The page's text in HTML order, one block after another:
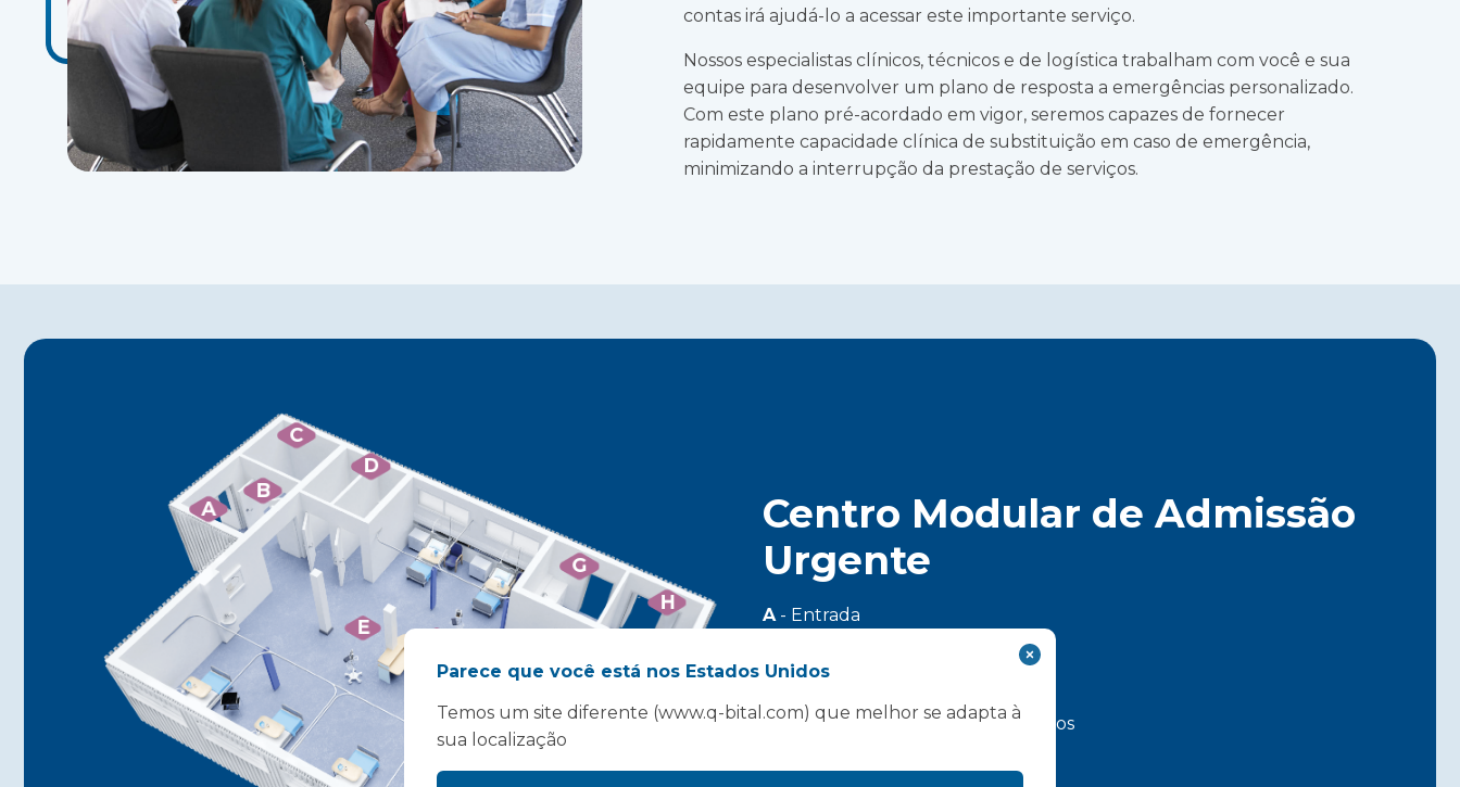
contas irá ajudá-lo a acessar este importante serviço.
Nossos especialistas clínicos, técnicos e de logística trabalham com você e sua
equipe para desenvolver um plano de resposta a emergências personalizado.
Com este plano pré-acordado em vigor, seremos capazes de fornecer
rapidamente capacidade clínica de substituição em caso de emergência,
minimizando a interrupção da prestação de serviços.
A
B
C
D
E
G
H
Centro Modular de Admissão
Urgente
A - Entrada
C- Sala elétrica e água
E- 6 compartimentos para carrinhos
G- Utilitário sujo
Parece que você está nos Estados Unidos
Temos um site diferente (www.q-bital.com) que melhor se adapta à
sua localização